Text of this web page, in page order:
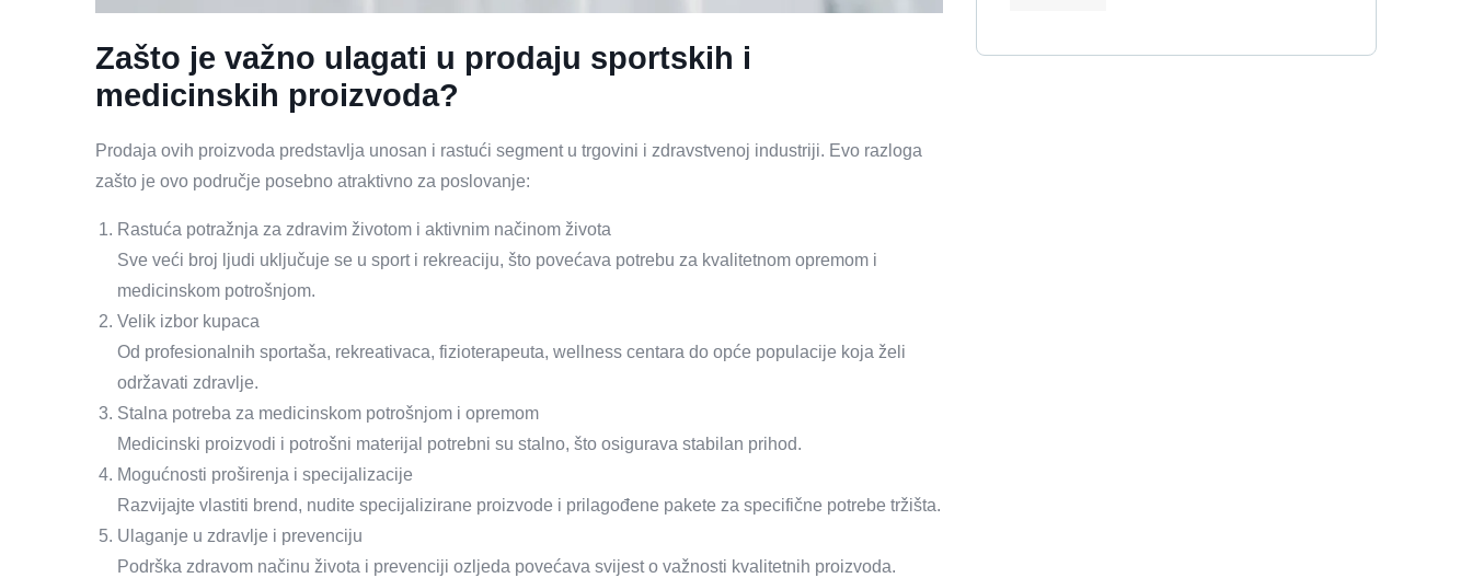
Zašto je važno ulagati u prodaju sportskih i
medicinskih proizvoda?
Prodaja ovih proizvoda predstavlja unosan i rastući segment u trgovini i zdravstvenoj industriji. Evo razloga
zašto je ovo područje posebno atraktivno za poslovanje:
Rastuća potražnja za zdravim životom i aktivnim načinom života
Sve veći broj ljudi uključuje se u sport i rekreaciju, što povećava potrebu za kvalitetnom opremom i
medicinskom potrošnjom.
Velik izbor kupaca
Od profesionalnih sportaša, rekreativaca, fizioterapeuta, wellness centara do opće populacije koja želi
održavati zdravlje.
Stalna potreba za medicinskom potrošnjom i opremom
Medicinski proizvodi i potrošni materijal potrebni su stalno, što osigurava stabilan prihod.
Mogućnosti proširenja i specijalizacije
Razvijajte vlastiti brend, nudite specijalizirane proizvode i prilagođene pakete za specifične potrebe tržišta.
Ulaganje u zdravlje i prevenciju
Podrška zdravom načinu života i prevenciji ozljeda povećava svijest o važnosti kvalitetnih proizvoda.